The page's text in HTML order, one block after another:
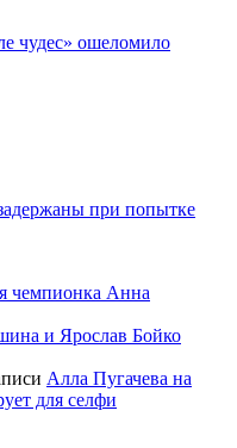
чудес» ошеломило
при попытке
чемпионка Анна
и Ярослав Бойко
Алла Пугачева на
для селфи